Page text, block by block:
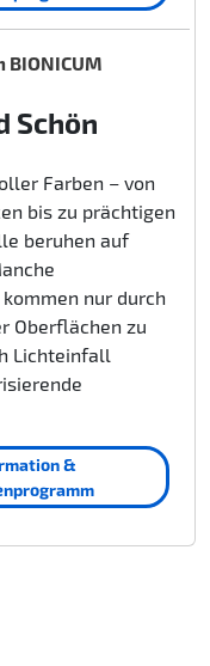
Schön
Farben – von
bis zu prächtigen
beruhen auf
nur durch
Oberflächen zu
Lichteinfall
&